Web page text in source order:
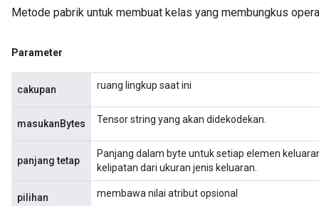
Metode pabrik untuk membuat kelas yang membungkus
Parameter
cakupan ruang lingkup saat ini
masukanBytes Tensor string yang akan didekodekan.
panjang tetap
Panjang dalam byte untuk setiap elemen
kelipatan dari ukuran jenis keluaran.
pilihan membawa nilai atribut opsional